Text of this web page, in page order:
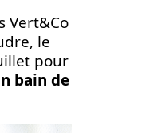
Vert&Co
le
pour
bain de